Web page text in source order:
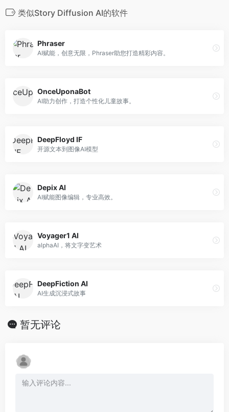
类似Story Diffusion AI的软件
Phraser
AI赋能，创意无限，Phraser助您打造精彩内容。
OnceUponaBot
AI助力创作，打造个性化儿童故事。
DeepFloyd IF
开源文本到图像AI模型
Depix AI
AI赋能图像编辑，专业高效。
Voyager1 AI
alphaAI，将文字变艺术
DeepFiction AI
AI生成沉浸式故事
暂无评论